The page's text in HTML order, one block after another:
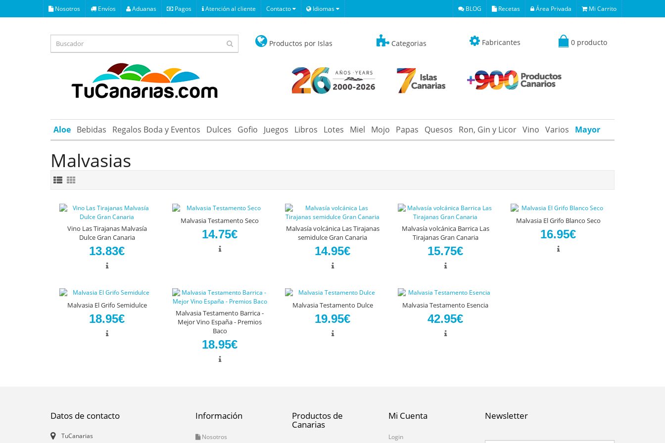
Nosotros Envíos Aduanas Pagos Atención al cliente Contacto Idiomas BLOG Recetas Área Privada Mi Carrito
Productos por Islas Categorias Fabricantes 0 producto
Aloe Bebidas Regalos Boda y Eventos Dulces Gofio Juegos Libros Lotes Miel Mojo Papas Quesos Ron, Gin y Licor Vino Varios Mayor
Malvasias
Vino Las Tirajanas Malvasía
Dulce Gran Canaria
13.83€
Malvasia Testamento Seco
14.75€
Malvasía volcánica Las Tirajanas
semidulce Gran Canaria
14.95€
Malvasía volcánica Barrica Las
Tirajanas Gran Canaria
15.75€
Malvasia El Grifo Blanco Seco
16.95€
Malvasia El Grifo Semidulce
18.95€
Malvasia Testamento Barrica -
Mejor Vino España - Premios
Baco
18.95€
Malvasia Testamento Dulce
19.95€
Malvasia Testamento Esencia
42.95€
Datos de contacto
TuCanarias
Información
Nosotros
Productos de
Canarias
Mi Cuenta
Login
Newsletter